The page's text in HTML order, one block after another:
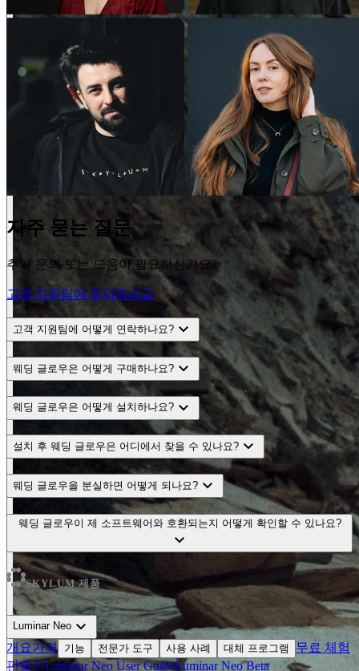
자주 묻는 질문
추가 문의 또는 도움이 필요하신가요?
고객 지원팀에 문의하세요
고객 지원팀에 어떻게 연락하나요? expand_more
웨딩 글로우은 어떻게 구매하나요? expand_more
웨딩 글로우은 어떻게 설치하나요? expand_more
설치 후 웨딩 글로우은 어디에서 찾을 수 있나요? expand_more
웨딩 글로우을 분실하면 어떻게 되나요? expand_more
웨딩 글로우이 제 소프트웨어와 호환되는지 어떻게 확인할 수 있나요?
expand_more
SKYLUM 제품
Luminar Neo expand_more
개요가격 기능 전문가 도구 사용 사례 대체 프로그램
무료 체험
판할인Luminar Neo User GuideLuminar Neo Beta